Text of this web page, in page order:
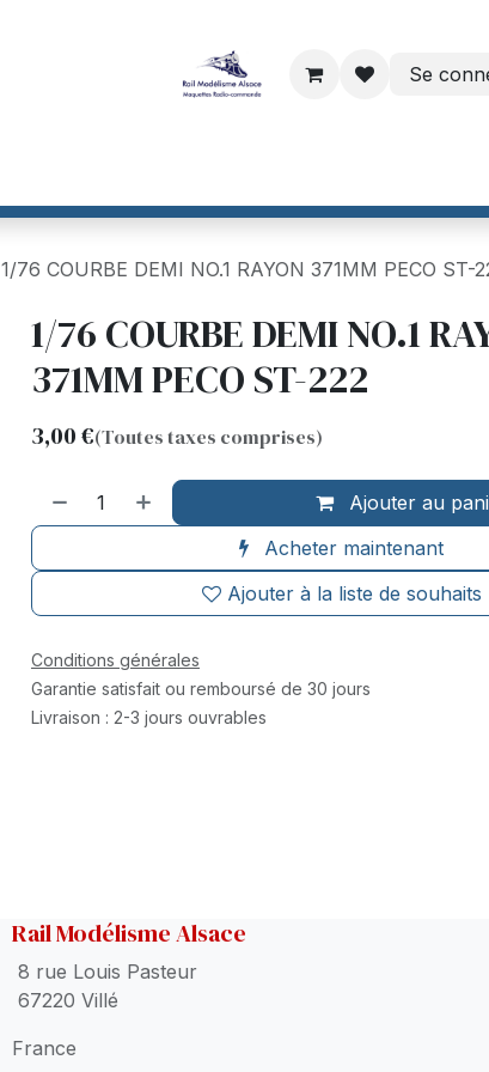
Se
1/76 COURBE DEMI NO.1 RAYON 371MM PECO ST-
1/76 COURBE DEMI NO.1
371MM PECO ST-222
3,00€(Toutes taxes comprises)
Ajouter au
Acheter maintenant
Ajouter à la liste de souhaits
Conditions générales
Garantie satisfait ou remboursé de 30 jours
Livraison : 2-3 jours ouvrables
Rail Modélisme Alsace
8 rue Louis Pasteur
67220 Villé
France